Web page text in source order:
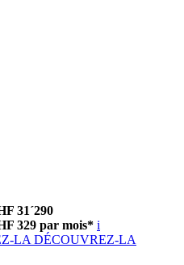
31´290
329 par mois* i
LA DÉCOUVREZ-LA